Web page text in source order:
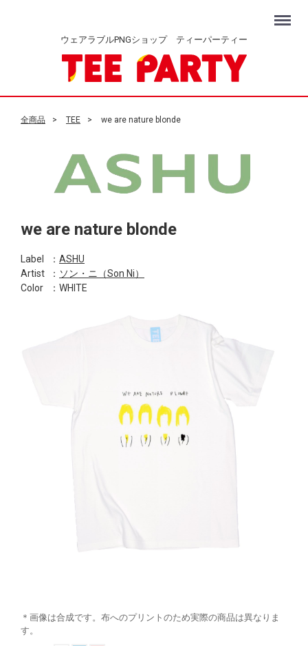
ウェアラブルPNGショップ ティーパーティー
Menu
全商品 TEE we are nature blonde
we are nature blonde
Label ： ASHU
Artist
： ソン・ニ（Son Ni）
Color
：WHITE
＊画像は合成です。布へのプリントのため実際の商品は異なりま
す。